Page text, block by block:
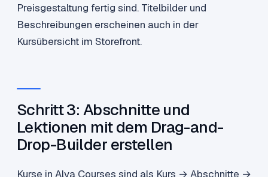
Preisgestaltung fertig sind. Titelbilder und
Beschreibungen erscheinen auch in der
Kursübersicht im Storefront.
Schritt 3: Abschnitte und
Lektionen mit dem Drag-and-
Drop-Builder erstellen
Kurse in Alva Courses sind als Kurs → Abschnitte →